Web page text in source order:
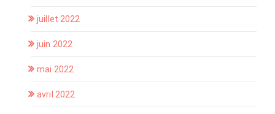
juillet 2022
juin 2022
mai 2022
avril 2022